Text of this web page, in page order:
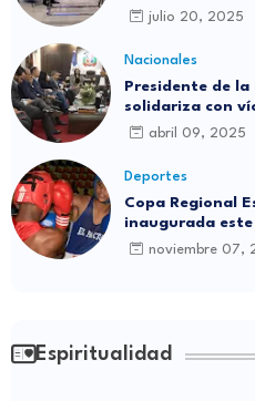
independientes
julio 20, 2025
Nacionales
Presidente de
solidariza con
abril 09, 2025
Deportes
Copa Regional
inaugurada
de Boyá
noviembre 07,
Espiritualidad